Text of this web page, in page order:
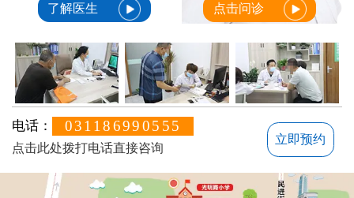
了解医生 点击问诊
电话： 031186990555
点击此处拨打电话直接咨询
立即预约